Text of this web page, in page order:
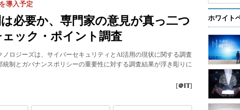
Java Agile
Database Expert
Linux ＆ OSS
Master of IP Network
Security & Trust
Test & Tools
必要か、専門家の意見が真っ二つ
ック・ポイント調査
導入予定
ロジーズは、サイバーセキュリティとAI活用の現状に関する調査
制とガバナンスポリシーの重要性に対する調査結果が浮き彫りに
[＠IT]
ホワイト